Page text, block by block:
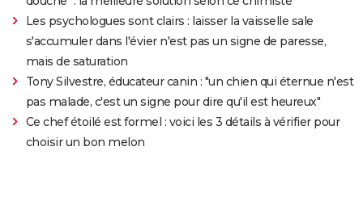
Les psychologues sont clairs : laisser la vaisselle sale
s'accumuler dans l'évier n'est pas un signe de paresse,
mais de saturation
Tony Silvestre, éducateur canin : "un chien qui éternue n'est
pas malade, c'est un signe pour dire qu'il est heureux"
Ce chef étoilé est formel : voici les 3 détails à vérifier pour
choisir un bon melon